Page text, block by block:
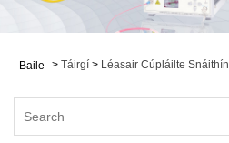
Baile > Táirgí > Léasair Cúpláilte Snáithín